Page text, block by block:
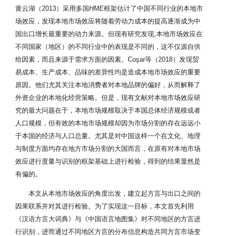
黄云湖（2013）采用多国HME框架估计了中国不同行业的本地市
场效应，发现本地市场效应将随着劳动力成本的提高逐渐成为中
国出口增长最重要的动力来源。但现有研究发现,本地市场效应在
不同国家（地区）的不同行业中的表现是不同的，这不仅源自供
给因素，而且来源于需求方面的因素。Coşar等（2018）发现贸
易成本、生产成本、品味的差异性均是造成本地市场效应的重要
原因。他们尤其关注本地消费者对本地品牌的偏好，从而解释了
外资企业的本地化经营策略。但是，现有文献对本地市场效应研
究的最大问题在于，本地市场规模取决于本国总体经济规模或者
人口规模，但有效的本地市场规模却因为市场分割的存在远远小
于本国的经济与人口总量。尤其是对中国这样一个在文化、地理
与制度方面均存在地方市场分割的大国而言，在原有对本地市场
效应进行度量与识别的框架基础上进行检验，得到的结果显然是
有偏的。
本文从本地市场效应的角度出发，建立起方言与出口之间的
因果联系并对其进行检验。为了实现这一目标，本文首先利用
《汉语方言大词典》与《中国语言地图集》对不同地区的方言进
行识别，进而通过不同地区方言的分布信息构造共同方言市场变